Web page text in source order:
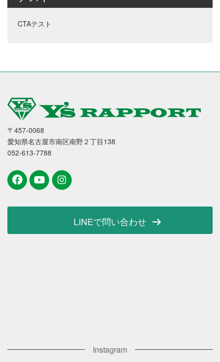
CTAテスト
〒457-0068
愛知県名古屋市南区南野２丁目138
052-613-7788
LINEで問い合わせ
Instagram